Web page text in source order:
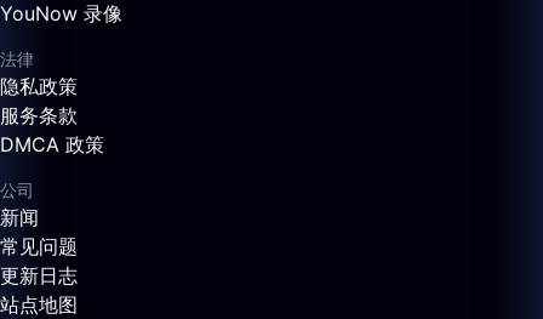
YouNow 录像
法律
隐私政策
服务条款
DMCA 政策
公司
新闻
常见问题
更新日志
站点地图